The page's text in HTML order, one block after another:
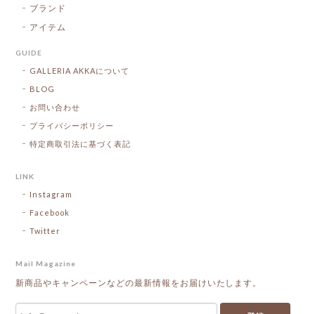
ブランド
アイテム
GUIDE
GALLERIA AKKAについて
BLOG
お問い合わせ
プライバシーポリシー
特定商取引法に基づく表記
LINK
Instagram
Facebook
Twitter
Mail Magazine
新商品やキャンペーンなどの最新情報をお届けいたします。